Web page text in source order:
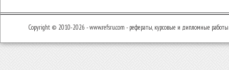
Copyright © 2010-2026 - www.refsru.com - рефераты, курсовые и дипломные работы